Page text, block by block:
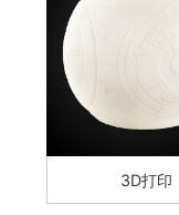
3D打印